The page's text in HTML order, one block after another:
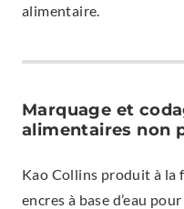
alimentaire.
Marquage et
alimentaires non
Kao Collins produit à la
encres à base d’eau